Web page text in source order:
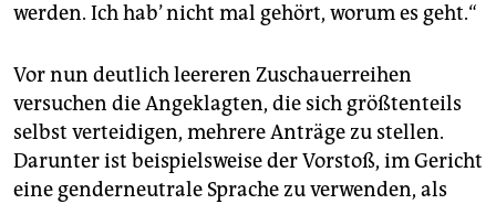
werden. Ich hab’ nicht mal gehört, worum es geht.“
Vor nun deutlich leereren Zuschauerreihen
versuchen die Angeklagten, die sich größtenteils
selbst verteidigen, mehrere Anträge zu stellen.
Darunter ist beispielsweise der Vorstoß, im Gericht
eine genderneutrale Sprache zu verwenden, als